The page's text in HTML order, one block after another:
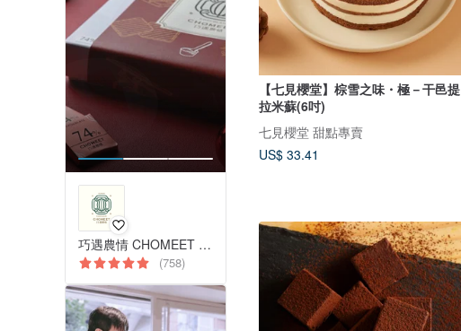
巧遇農情 CHOMEET CHOCOLATE
(758)
【七見櫻堂】棕雪之味・極－干邑提
拉米蘇(6吋)
七見櫻堂 甜點專賣
US$ 33.41